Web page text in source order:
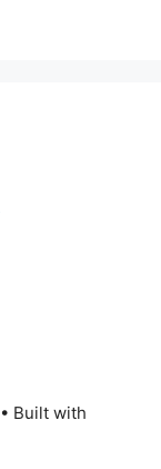
• Built with